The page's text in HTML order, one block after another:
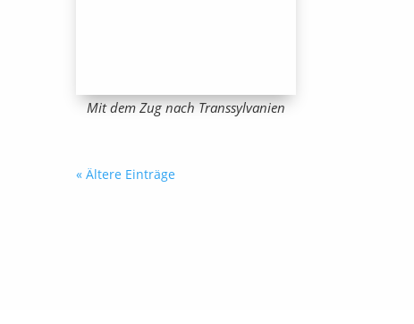
Mit dem Zug nach Transsylvanien
« Ältere Einträge